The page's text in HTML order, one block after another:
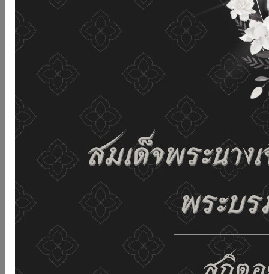
เว็บไซต์นี้โดยไม่มีการปรับตั้งค่าใดๆ แสดงว่าท่านยินยอมที่จะ
รับคุกกี้บนเว็บไซต์ และนโยบายสิทธิส่วนบุคคลของเรา
ดูรายละเอียด ยอมรับทั้งหมด
02-659-6811 saraban@dop.mail.go.th
เปลี่ยนการแสดงผล
ก-ก